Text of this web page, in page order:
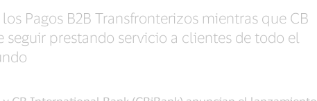
Pagos B2B Transfronterizos mientras que CB
prestando servicio a clientes de todo el